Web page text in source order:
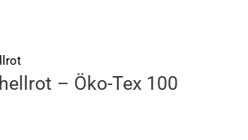
– Öko-Tex 100